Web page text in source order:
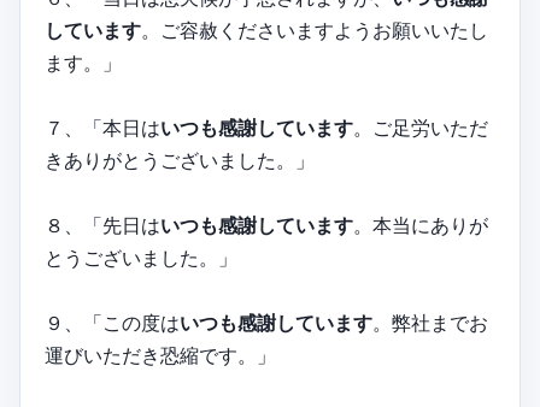
しています。ご容赦くださいますようお願いいたし
ます。」
７、「本日はいつも感謝しています。ご足労いただ
きありがとうございました。」
８、「先日はいつも感謝しています。本当にありが
とうございました。」
９、「この度はいつも感謝しています。弊社までお
運びいただき恐縮です。」